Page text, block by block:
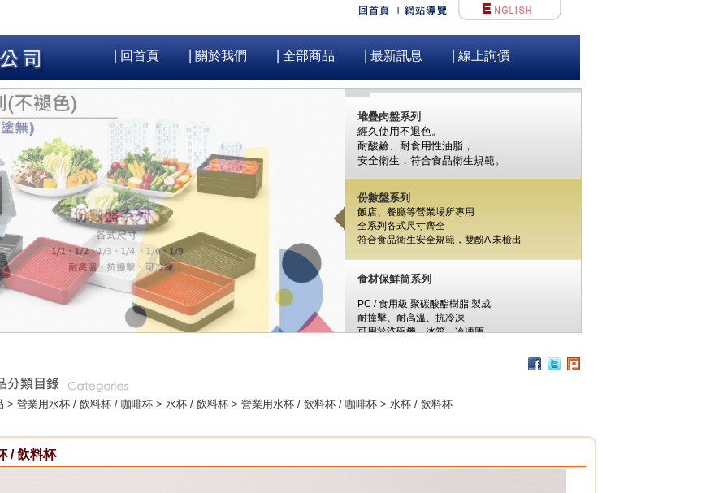
| 回首頁 | 關於我們 | 全部商品 | 最新訊息 | 線上詢價
#304 不銹鋼板 一體成形內膽，堅固耐用
PU液體發泡夾層，保溫 / 保冷效果優良
堆疊肉盤系列
經久使用不退色。
耐酸鹼、耐食用性油脂，
安全衛生， 符合食品衛生規範。
份數盤系列
飯店、餐廳等營業場所專用
全系列各式尺寸齊全
符合食品衛生安全規範，
食材保鮮筒系列
耐撞擊、耐高溫、抗冷凍
可用於洗碗機、冰箱、冷凍庫
> 營業用水杯 / 飲料杯 / 咖啡杯 > 水杯 / 飲料杯 > 營業用水杯 / 飲料杯 / 咖啡杯 > 水杯 / 飲料杯
/ 飲料杯